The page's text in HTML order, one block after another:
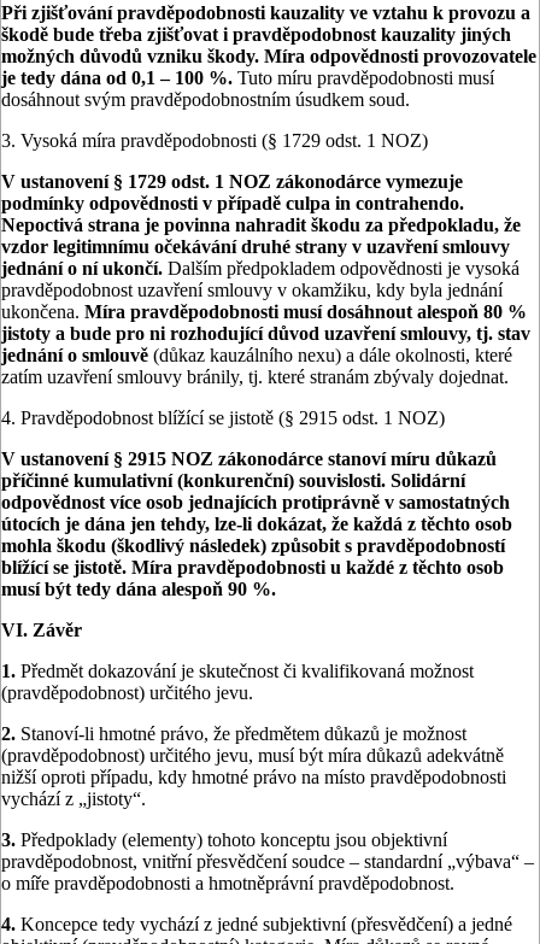
Při zjišťování pravděpodobnosti kauzality ve vztahu k provozu a
škodě bude třeba zjišťovat i pravděpodobnost kauzality jiných
možných důvodů vzniku škody. Míra odpovědnosti provozovatele
je tedy dána od 0,1 – 100 %. Tuto míru pravděpodobnosti musí
dosáhnout svým pravděpodobnostním úsudkem soud.
3. Vysoká míra pravděpodobnosti (§ 1729 odst. 1 NOZ)
V ustanovení § 1729 odst. 1 NOZ zákonodárce vymezuje
podmínky odpovědnosti v případě culpa in contrahendo.
Nepoctivá strana je povinna nahradit škodu za předpokladu, že
vzdor legitimnímu očekávání druhé strany v uzavření smlouvy
jednání o ní ukončí. Dalším předpokladem odpovědnosti je vysoká
pravděpodobnost uzavření smlouvy v okamžiku, kdy byla jednání
ukončena. Míra pravděpodobnosti musí dosáhnout alespoň 80 %
jistoty a bude pro ni rozhodující důvod uzavření smlouvy, tj. stav
jednání o smlouvě (důkaz kauzálního nexu) a dále okolnosti, které
zatím uzavření smlouvy bránily, tj. které stranám zbývaly dojednat.
4. Pravděpodobnost blížící se jistotě (§ 2915 odst. 1 NOZ)
V ustanovení § 2915 NOZ zákonodárce stanoví míru důkazů
příčinné kumulativní (konkurenční) souvislosti. Solidární
odpovědnost více osob jednajících protiprávně v samostatných
útocích je dána jen tehdy, lze-li dokázat, že každá z těchto osob
mohla škodu (škodlivý následek) způsobit s pravděpodobností
blížící se jistotě. Míra pravděpodobnosti u každé z těchto osob
musí být tedy dána alespoň 90 %.
VI. Závěr
1. Předmět dokazování je skutečnost či kvalifikovaná možnost
(pravděpodobnost) určitého jevu.
2. Stanoví-li hmotné právo, že předmětem důkazů je možnost
(pravděpodobnost) určitého jevu, musí být míra důkazů adekvátně
nižší oproti případu, kdy hmotné právo na místo pravděpodobnosti
vychází z „jistoty“.
3. Předpoklady (elementy) tohoto konceptu jsou objektivní
pravděpodobnost, vnitřní přesvědčení soudce – standardní „výbava“ –
o míře pravděpodobnosti a hmotněprávní pravděpodobnost.
4. Koncepce tedy vychází z jedné subjektivní (přesvědčení) a jedné